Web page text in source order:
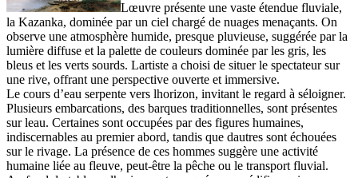
Lœuvre présente une vaste étendue fluviale,
la Kazanka, dominée par un ciel chargé de nuages menaçants. On
observe une atmosphère humide, presque pluvieuse, suggérée par la
lumière diffuse et la palette de couleurs dominée par les gris, les
bleus et les verts sourds. Lartiste a choisi de situer le spectateur sur
une rive, offrant une perspective ouverte et immersive.
Le cours d’eau serpente vers lhorizon, invitant le regard à séloigner.
Plusieurs embarcations, des barques traditionnelles, sont présentes
sur leau. Certaines sont occupées par des figures humaines,
indiscernables au premier abord, tandis que dautres sont échouées
sur le rivage. La présence de ces hommes suggère une activité
humaine liée au fleuve, peut-être la pêche ou le transport fluvial.